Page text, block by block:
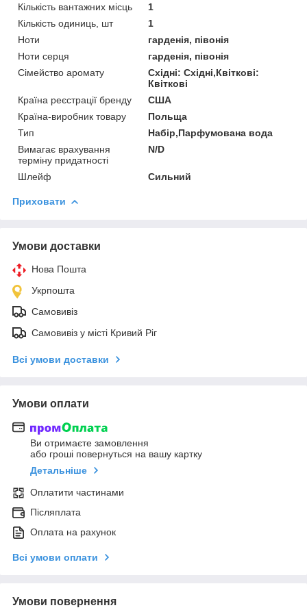
Кількість вантажних місць
1
Кількість одиниць, шт
1
Ноти
гарденія, півонія
Ноти серця
гарденія, півонія
Сімейство аромату
Східні: Східні,Квіткові:
Квіткові
Країна реєстрації бренду
США
Країна-виробник товару
Польща
Тип
Набір,Парфумована вода
Вимагає врахування
терміну придатності
N/D
Шлейф Сильний
Приховати
Умови доставки
Нова Пошта
Укрпошта
Самовивіз
Самовивіз у місті Кривий Ріг
Всі умови доставки
Умови оплати
Ви отримаєте замовлення
або гроші повернуться на вашу картку
Детальніше
Оплатити частинами
Післяплата
Оплата на рахунок
Всі умови оплати
Умови повернення